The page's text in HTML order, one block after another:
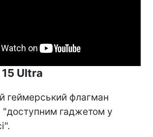
Ultra
геймерський флагман
"доступним гаджетом у